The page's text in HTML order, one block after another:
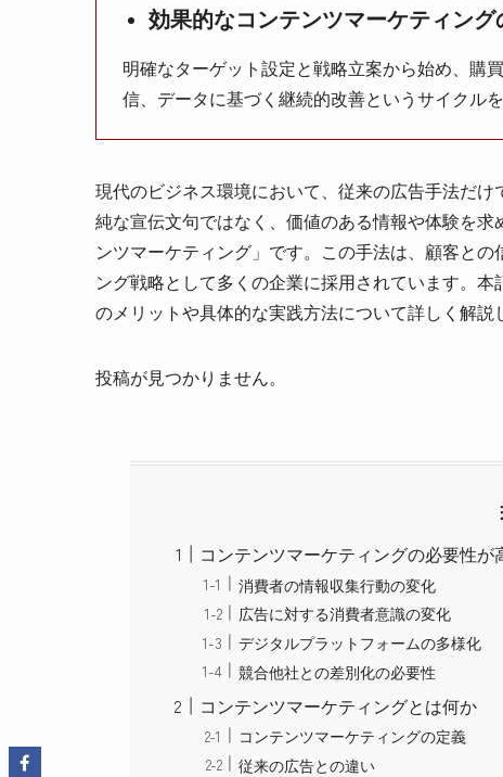
効果的なコンテンツマーケティン
明確なターゲット設定と戦略立案から始め、購
信、データに基づく継続的改善というサイクル
現代のビジネス環境において、従来の広告手法だ
純な宣伝文句ではなく、価値のある情報や体験を
ンツマーケティング」です。この手法は、顧客と
ング戦略として多くの企業に採用されています。
のメリットや具体的な実践方法について詳しく解説
投稿が見つかりません。
コンテンツマーケティングの必要性が
消費者の情報収集行動の変化
広告に対する消費者意識の変化
デジタルプラットフォームの多様化
競合他社との差別化の必要性
コンテンツマーケティングとは何か
コンテンツマーケティングの定義
従来の広告との違い